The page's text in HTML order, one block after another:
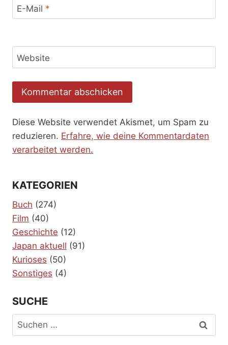
E-Mail *
Website
Diese Website verwendet Akismet, um Spam zu
reduzieren. Erfahre, wie deine Kommentardaten
verarbeitet werden.
KATEGORIEN
Buch (274)
Film (40)
Geschichte (12)
Japan aktuell (91)
Kurioses (50)
Sonstiges (4)
SUCHE
Suchen
nach: